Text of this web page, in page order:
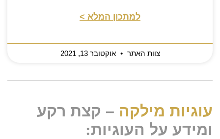
למתכון המלא >
צוות האתר אוקטובר 13, 2021
עוגיות מילקה – קצת רקע
ומידע על העוגיות: